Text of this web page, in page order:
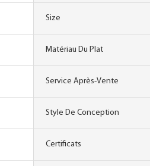
Size
Matériau Du Plat
Service Après-Vente
Style De Conception
Certificats